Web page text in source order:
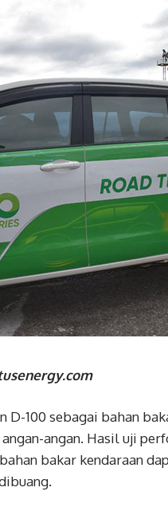
D-100 sebagai bahan
angan. Hasil uji
bakar kendaraan